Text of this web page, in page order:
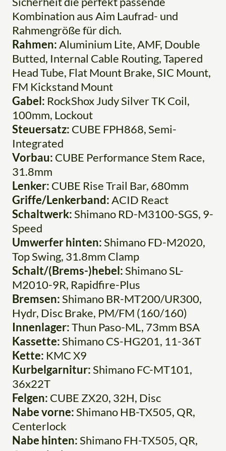
Kombination aus Aim Laufrad- und
Rahmengröße für dich.
Rahmen:Aluminium Lite, AMF, Double
Butted, Internal Cable Routing, Tapered
Head Tube, Flat Mount Brake, SIC Mount,
FM Kickstand Mount
Gabel: RockShox Judy Silver TK Coil,
100mm, Lockout
Steuersatz: CUBE FPH868, Semi-
Integrated
Vorbau: CUBE Performance Stem Race,
31.8mm
Lenker: CUBE Rise Trail Bar, 680mm
Griffe/Lenkerband:ACID React
Schaltwerk:Shimano RD-M3100-SGS, 9-
Speed
Umwerfer hinten:Shimano FD-M2020,
Top Swing, 31.8mm Clamp
Schalt/(Brems-)hebel:Shimano SL-
M2010-9R, Rapidfire-Plus
Bremsen:Shimano BR-MT200/UR300,
Hydr, Disc Brake, PM/FM (160/160)
Innenlager:Thun Paso-ML, 73mm BSA
Kassette:Shimano CS-HG201, 11-36T
Kette: KMC X9
Kurbelgarnitur:Shimano FC-MT101,
36x22T
Felgen: CUBE ZX20, 32H, Disc
Nabe vorne:Shimano HB-TX505, QR,
Centerlock
Nabe hinten:Shimano FH-TX505, QR,